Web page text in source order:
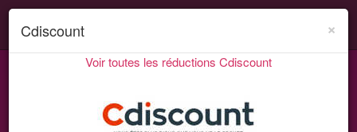
ou
Search
Code promo 1592
×
Cdiscount
Voir toutes les réductions Cdiscount